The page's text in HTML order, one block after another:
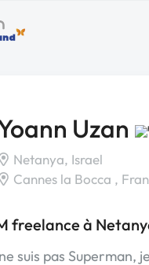
Uzan
Netanya, Israel
Cannes la Bocca ,
freelance à
suis pas Superman,